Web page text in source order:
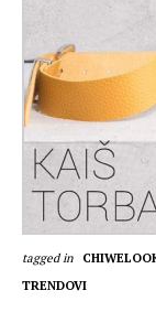
tagged in
TRENDOVI